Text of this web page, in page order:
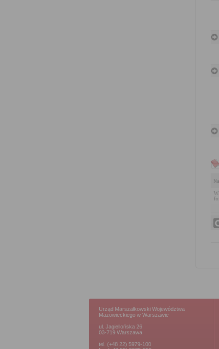
Urząd Marszałkowski Województwa
Mazowieckiego w Warszawie
ul. Jagiellońska 26
03-719 Warszawa
tel. (+48 22) 5979-100